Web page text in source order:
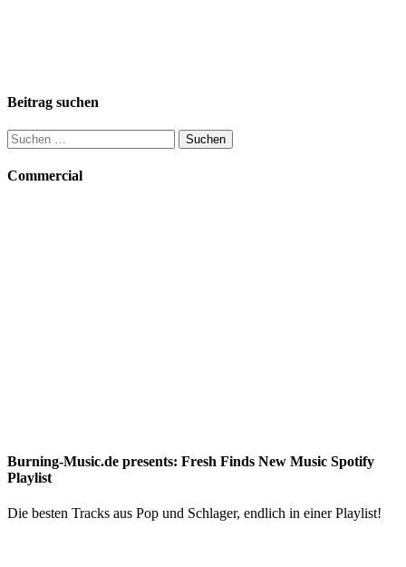
Beitrag suchen
Suchen
nach:
Commercial
Burning-Music.de presents: Fresh Finds New Music Spotify
Playlist
Die besten Tracks aus Pop und Schlager, endlich in einer Playlist!